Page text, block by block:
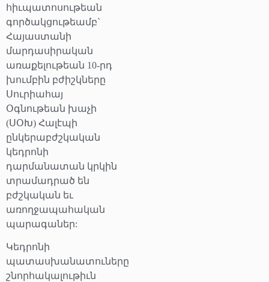
հիւպատոսութեան
գործակցութեամբ`
Հայաստանի
մարդասիրական
առաքելութեան 10-րդ
խումբին բժիշկները
Սուրիահայ
Օգնութեան խաչի
(ՍՕԽ) Հալէպի
ընկերաբժշկական
կեդրոնի
դարմանատան կրկին
տրամադրած են
բժշկական եւ
առողջապահական
պարագաներ:
Կեդրոնի
պատասխանատուները
շնորհակալութիւն